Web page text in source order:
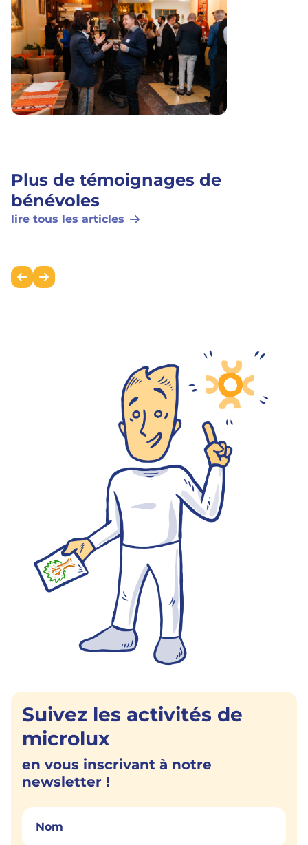
Plus de témoignages de
bénévoles
lire tous les articles
Suivez les activités de
microlux
en vous inscrivant à notre
newsletter !